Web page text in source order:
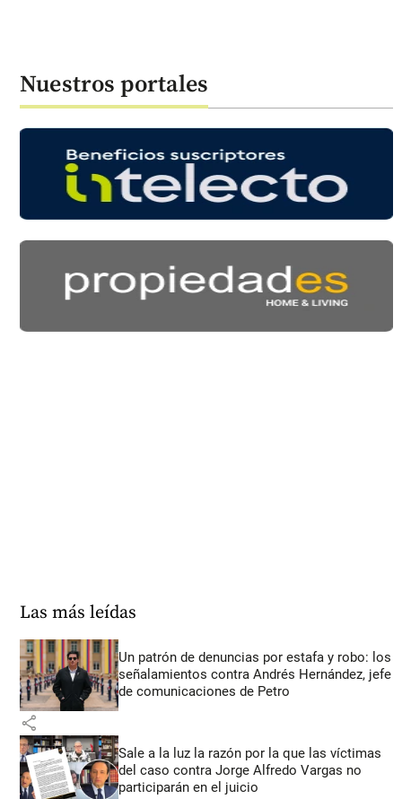
Nuestros portales
Las más leídas
Un patrón de denuncias por estafa y robo: los
señalamientos contra Andrés Hernández, jefe
de comunicaciones de Petro
share
Sale a la luz la razón por la que las víctimas
del caso contra Jorge Alfredo Vargas no
participarán en el juicio